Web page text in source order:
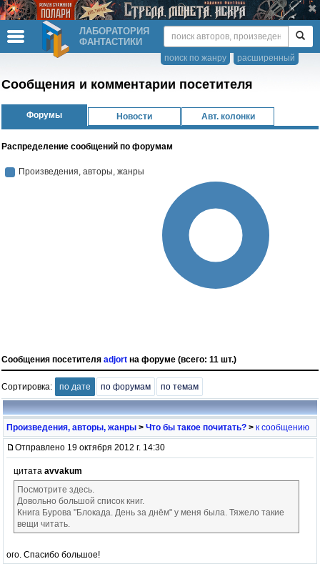
ЛАБОРАТОРИЯ
ФАНТАСТИКИ
расширенный
поиск по жанру
Сообщения и комментарии посетителя
Форумы Новости Авт. колонки
Распределение сообщений по форумам
Сообщения посетителя adjort на форуме (всего: 11 шт.)
Сортировка: по дате по форумам по темам
Произведения, авторы, жанры > Что бы такое почитать? > к сообщению
Отправлено 19 октября 2012 г. 14:30
цитата avvakum
Посмотрите здесь.
Довольно большой список книг.
Книга Бурова "Блокада. День за днём" у меня была. Тяжело такие
вещи читать.
ого. Спасибо большое!